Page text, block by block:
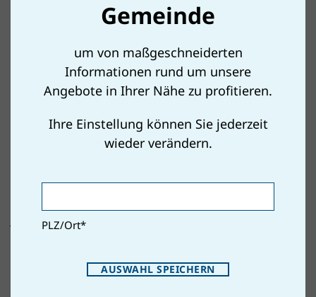
Vorteile des Einziehungsauftrages.
keine Mahngebühren und Säumniszuschläge
keine Zahlscheingebühren
keine Terminverluste
Post oder, wenn entsprechend angefordert,
jedoch automatisch zu den
Halbjahr) von Ihrem Konto.
Gemeinde
um von maßgeschneiderten
Informationen rund um unsere
Angebote in Ihrer Nähe zu profitieren.
Ihre Einstellung können Sie jederzeit
wieder verändern.
PLZ/Ort*
AUSWAHL SPEICHERN